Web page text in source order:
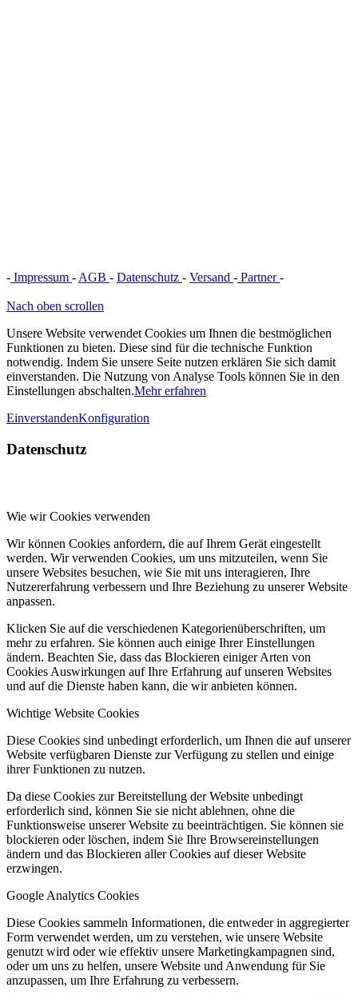
- Impressum - AGB - Datenschutz - Versand - Partner-
Nach oben scrollen
Unsere Website verwendet Cookies um Ihnen die bestmöglichen
Funktionen zu bieten. Diese sind für die technische Funktion
notwendig. Indem Sie unsere Seite nutzen erklären Sie sich damit
einverstanden. Die Nutzung von Analyse Tools können Sie in den
Einstellungen abschalten.Mehr erfahren
EinverstandenKonfiguration
Datenschutz
Wie wir Cookies verwenden
Wir können Cookies anfordern, die auf Ihrem Gerät eingestellt
werden. Wir verwenden Cookies, um uns mitzuteilen, wenn Sie
unsere Websites besuchen, wie Sie mit uns interagieren, Ihre
Nutzererfahrung verbessern und Ihre Beziehung zu unserer Website
anpassen.
Klicken Sie auf die verschiedenen Kategorienüberschriften, um
mehr zu erfahren. Sie können auch einige Ihrer Einstellungen
ändern. Beachten Sie, dass das Blockieren einiger Arten von
Cookies Auswirkungen auf Ihre Erfahrung auf unseren Websites
und auf die Dienste haben kann, die wir anbieten können.
Wichtige Website Cookies
Diese Cookies sind unbedingt erforderlich, um Ihnen die auf unserer
Website verfügbaren Dienste zur Verfügung zu stellen und einige
ihrer Funktionen zu nutzen.
Da diese Cookies zur Bereitstellung der Website unbedingt
erforderlich sind, können Sie sie nicht ablehnen, ohne die
Funktionsweise unserer Website zu beeinträchtigen. Sie können sie
blockieren oder löschen, indem Sie Ihre Browsereinstellungen
ändern und das Blockieren aller Cookies auf dieser Website
erzwingen.
Google Analytics Cookies
Diese Cookies sammeln Informationen, die entweder in aggregierter
Form verwendet werden, um zu verstehen, wie unsere Website
genutzt wird oder wie effektiv unsere Marketingkampagnen sind,
oder um uns zu helfen, unsere Website und Anwendung für Sie
anzupassen, um Ihre Erfahrung zu verbessern.